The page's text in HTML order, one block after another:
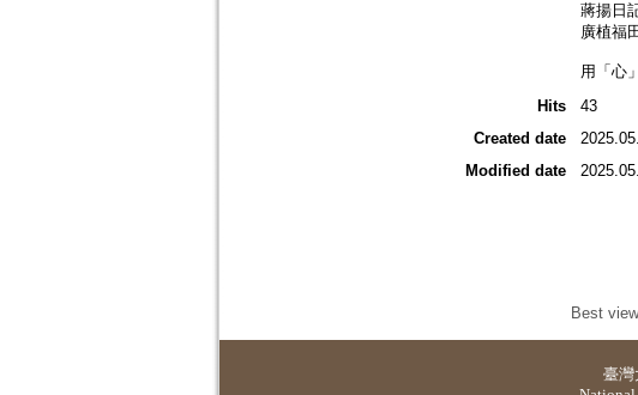
蔣揚日
廣植福
用「心
Hits
43
Created date
Modified date
Best
臺灣